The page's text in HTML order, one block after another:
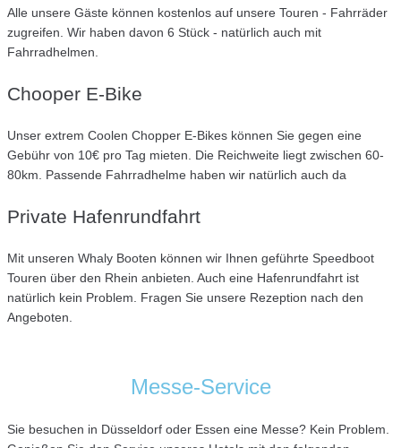
Alle unsere Gäste können kostenlos auf unsere Touren - Fahrräder
zugreifen. Wir haben davon 6 Stück - natürlich auch mit
Fahrradhelmen.
Chooper E-Bike
Unser extrem Coolen Chopper E-Bikes können Sie gegen eine
Gebühr von 10€ pro Tag mieten. Die Reichweite liegt zwischen 60-
80km. Passende Fahrradhelme haben wir natürlich auch da
Private Hafenrundfahrt
Mit unseren Whaly Booten können wir Ihnen geführte Speedboot
Touren über den Rhein anbieten. Auch eine Hafenrundfahrt ist
natürlich kein Problem. Fragen Sie unsere Rezeption nach den
Angeboten.
Messe-Service
Sie besuchen in Düsseldorf oder Essen eine Messe? Kein Problem.